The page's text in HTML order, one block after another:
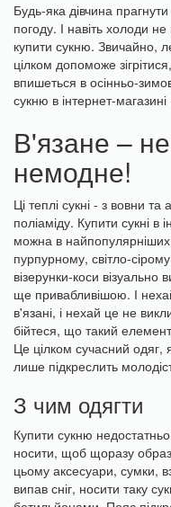
Будь-яка дівчина
погоду. І навіть холоди
купити сукню. Звичайно,
цілком допоможе
впишеться в осінньо-
сукню в інтернет-
В'язане –
немодне!
Ці теплі сукні - з вовни
поліаміду. Купити сукні в
можна в
пурпурному, світло-
візерунки-коси візуально
ще привабливішою. І
в'язані, і нехай це не
бійтеся, що такий елемент
Це цілком сучасний одяг,
лише підкреслить
З чим одягти
Купити сукню
носити, щоб щоразу
цьому аксесуари, сумки,
випав сніг, носити таку